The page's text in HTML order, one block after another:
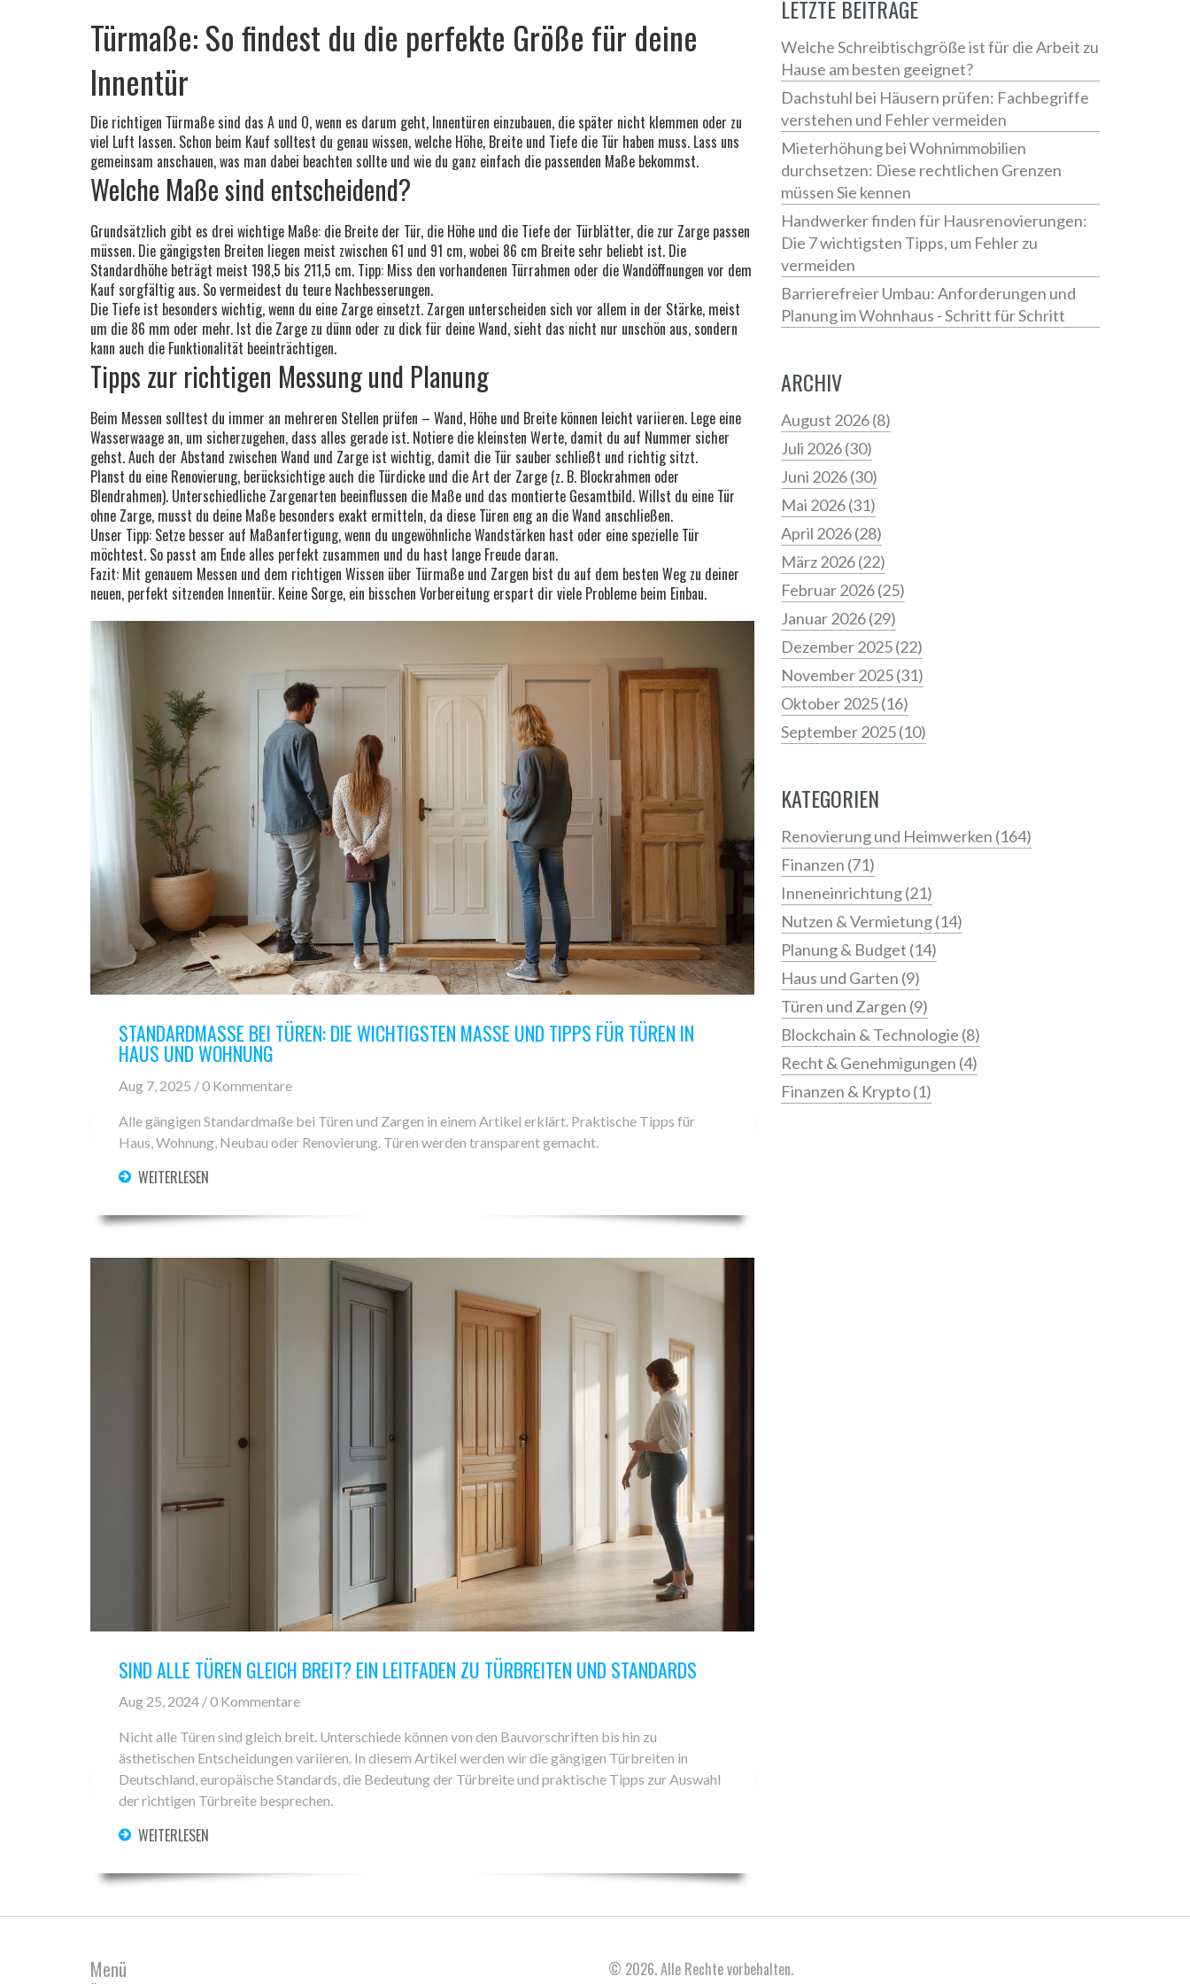
Türmaße: So findest du die perfekte Größe für deine
Innentür
Die richtigen Türmaße sind das A und O, wenn es darum geht, Innentüren einzubauen, die später nicht klemmen oder zu
viel Luft lassen. Schon beim Kauf solltest du genau wissen, welche Höhe, Breite und Tiefe die Tür haben muss. Lass uns
gemeinsam anschauen, was man dabei beachten sollte und wie du ganz einfach die passenden Maße bekommst.
Welche Maße sind entscheidend?
Grundsätzlich gibt es drei wichtige Maße: die Breite der Tür, die Höhe und die Tiefe der Türblätter, die zur Zarge passen
müssen. Die gängigsten Breiten liegen meist zwischen 61 und 91 cm, wobei 86 cm Breite sehr beliebt ist. Die
Standardhöhe beträgt meist 198,5 bis 211,5 cm. Tipp: Miss den vorhandenen Türrahmen oder die Wandöffnungen vor dem
Kauf sorgfältig aus. So vermeidest du teure Nachbesserungen.
Die Tiefe ist besonders wichtig, wenn du eine Zarge einsetzt. Zargen unterscheiden sich vor allem in der Stärke, meist
um die 86 mm oder mehr. Ist die Zarge zu dünn oder zu dick für deine Wand, sieht das nicht nur unschön aus, sondern
kann auch die Funktionalität beeinträchtigen.
Tipps zur richtigen Messung und Planung
Beim Messen solltest du immer an mehreren Stellen prüfen – Wand, Höhe und Breite können leicht variieren. Lege eine
Wasserwaage an, um sicherzugehen, dass alles gerade ist. Notiere die kleinsten Werte, damit du auf Nummer sicher
gehst. Auch der Abstand zwischen Wand und Zarge ist wichtig, damit die Tür sauber schließt und richtig sitzt.
Planst du eine Renovierung, berücksichtige auch die Türdicke und die Art der Zarge (z. B. Blockrahmen oder
Blendrahmen). Unterschiedliche Zargenarten beeinflussen die Maße und das montierte Gesamtbild. Willst du eine Tür
ohne Zarge, musst du deine Maße besonders exakt ermitteln, da diese Türen eng an die Wand anschließen.
Unser Tipp: Setze besser auf Maßanfertigung, wenn du ungewöhnliche Wandstärken hast oder eine spezielle Tür
möchtest. So passt am Ende alles perfekt zusammen und du hast lange Freude daran.
Fazit: Mit genauem Messen und dem richtigen Wissen über Türmaße und Zargen bist du auf dem besten Weg zu deiner
neuen, perfekt sitzenden Innentür. Keine Sorge, ein bisschen Vorbereitung erspart dir viele Probleme beim Einbau.
STANDARDMASSE BEI TÜREN: DIE WICHTIGSTEN MASSE UND TIPPS FÜR TÜREN IN HA
US UND WOHNUNG
Aug 7, 2025 / 0 Kommentare
Alle gängigen Standardmaße bei Türen und Zargen in einem Artikel erklärt. Praktische Tipps für
Haus, Wohnung, Neubau oder Renovierung. Türen werden transparent gemacht.
WEITERLESEN
SIND ALLE TÜREN GLEICH BREIT? EIN LEITFADEN ZU TÜRBREITEN UND STANDARDS
Aug 25, 2024 / 0 Kommentare
Nicht alle Türen sind gleich breit. Unterschiede können von den Bauvorschriften bis hin zu
ästhetischen Entscheidungen variieren. In diesem Artikel werden wir die gängigen Türbreiten in
Deutschland, europäische Standards, die Bedeutung der Türbreite und praktische Tipps zur Auswahl
der richtigen Türbreite besprechen.
WEITERLESEN
LETZTE BEITRÄGE
Welche Schreibtischgröße ist für die Arbeit zu
Hause am besten geeignet?
Dachstuhl bei Häusern prüfen: Fachbegriffe
verstehen und Fehler vermeiden
Mieterhöhung bei Wohnimmobilien
durchsetzen: Diese rechtlichen Grenzen
müssen Sie kennen
Handwerker finden für Hausrenovierungen:
Die 7 wichtigsten Tipps, um Fehler zu
vermeiden
Barrierefreier Umbau: Anforderungen und
Planung im Wohnhaus - Schritt für Schritt
ARCHIV
August 2026(8)
Juli 2026(30)
Juni 2026(30)
Mai 2026(31)
April 2026(28)
März 2026(22)
Februar 2026(25)
Januar 2026(29)
Dezember 2025(22)
November 2025(31)
Oktober 2025(16)
September 2025(10)
KATEGORIEN
Renovierung und Heimwerken (164)
Finanzen (71)
Inneneinrichtung(21)
Nutzen & Vermietung(14)
Planung & Budget (14)
Haus und Garten (9)
Türen und Zargen (9)
Blockchain & Technologie (8)
Recht & Genehmigungen (4)
Finanzen & Krypto(1)
Menü © 2026. Alle Rechte vorbehalten.